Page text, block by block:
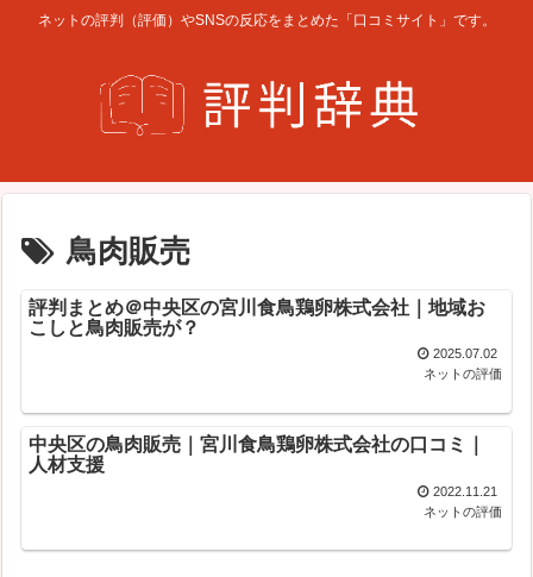
ネットの評判（評価）やSNSの反応をまとめた「口コミサイト」です。
鳥肉販売
評判まとめ＠中央区の宮川食鳥鶏卵株式会社｜地域お
こしと鳥肉販売が？
2025.07.02
ネットの評価
中央区の鳥肉販売｜宮川食鳥鶏卵株式会社の口コミ｜
人材支援
2022.11.21
ネットの評価